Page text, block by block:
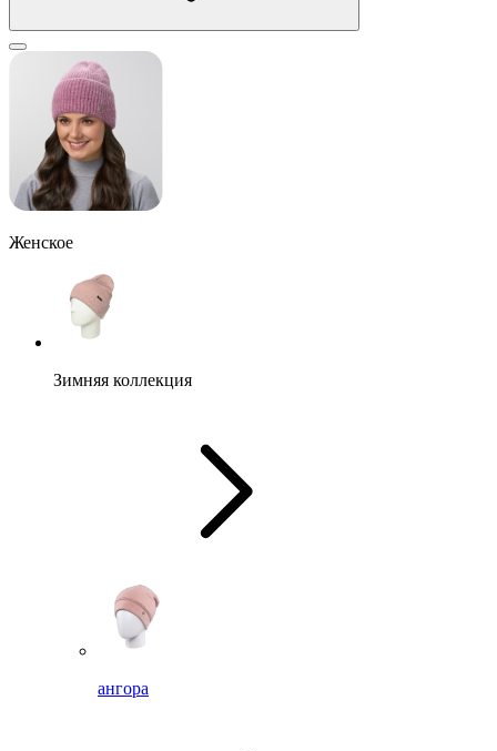
Женское
Зимняя коллекция
ангора